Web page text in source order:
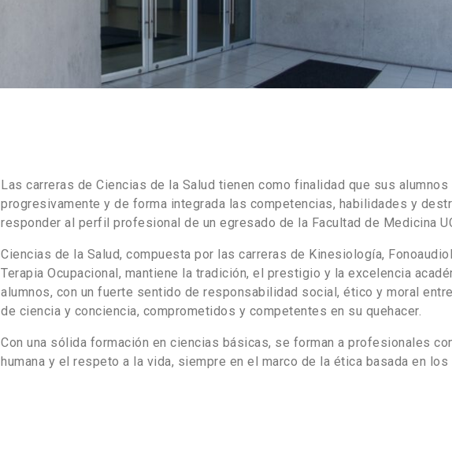
Las carreras de Ciencias de la Salud tienen como finalidad que sus alumnos
progresivamente y de forma integrada las competencias, habilidades y
responder al perfil profesional de un egresado de la Facultad de Medicina
Ciencias de la Salud, compuesta por las carreras de Kinesiología,
Terapia Ocupacional, mantiene la tradición, el prestigio y la excelencia
alumnos, con un fuerte sentido de responsabilidad social, ético y moral
de ciencia y conciencia, comprometidos y competentes en su quehacer.
Con una sólida formación en ciencias básicas, se forman a profesionales
humana y el respeto a la vida, siempre en el marco de la ética basada en